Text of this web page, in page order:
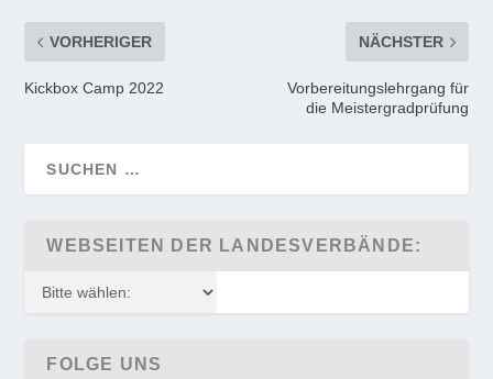
VORHERIGER
Kickbox Camp 2022
NÄCHSTER
Vorbereitungslehrgang für
die Meistergradprüfung
WEBSEITEN DER LANDESVERBÄNDE:
FOLGE UNS